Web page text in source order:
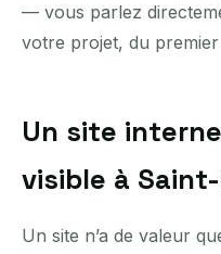
— vous parlez
votre projet, du
Un site
visible à
Un site n’a de valeur